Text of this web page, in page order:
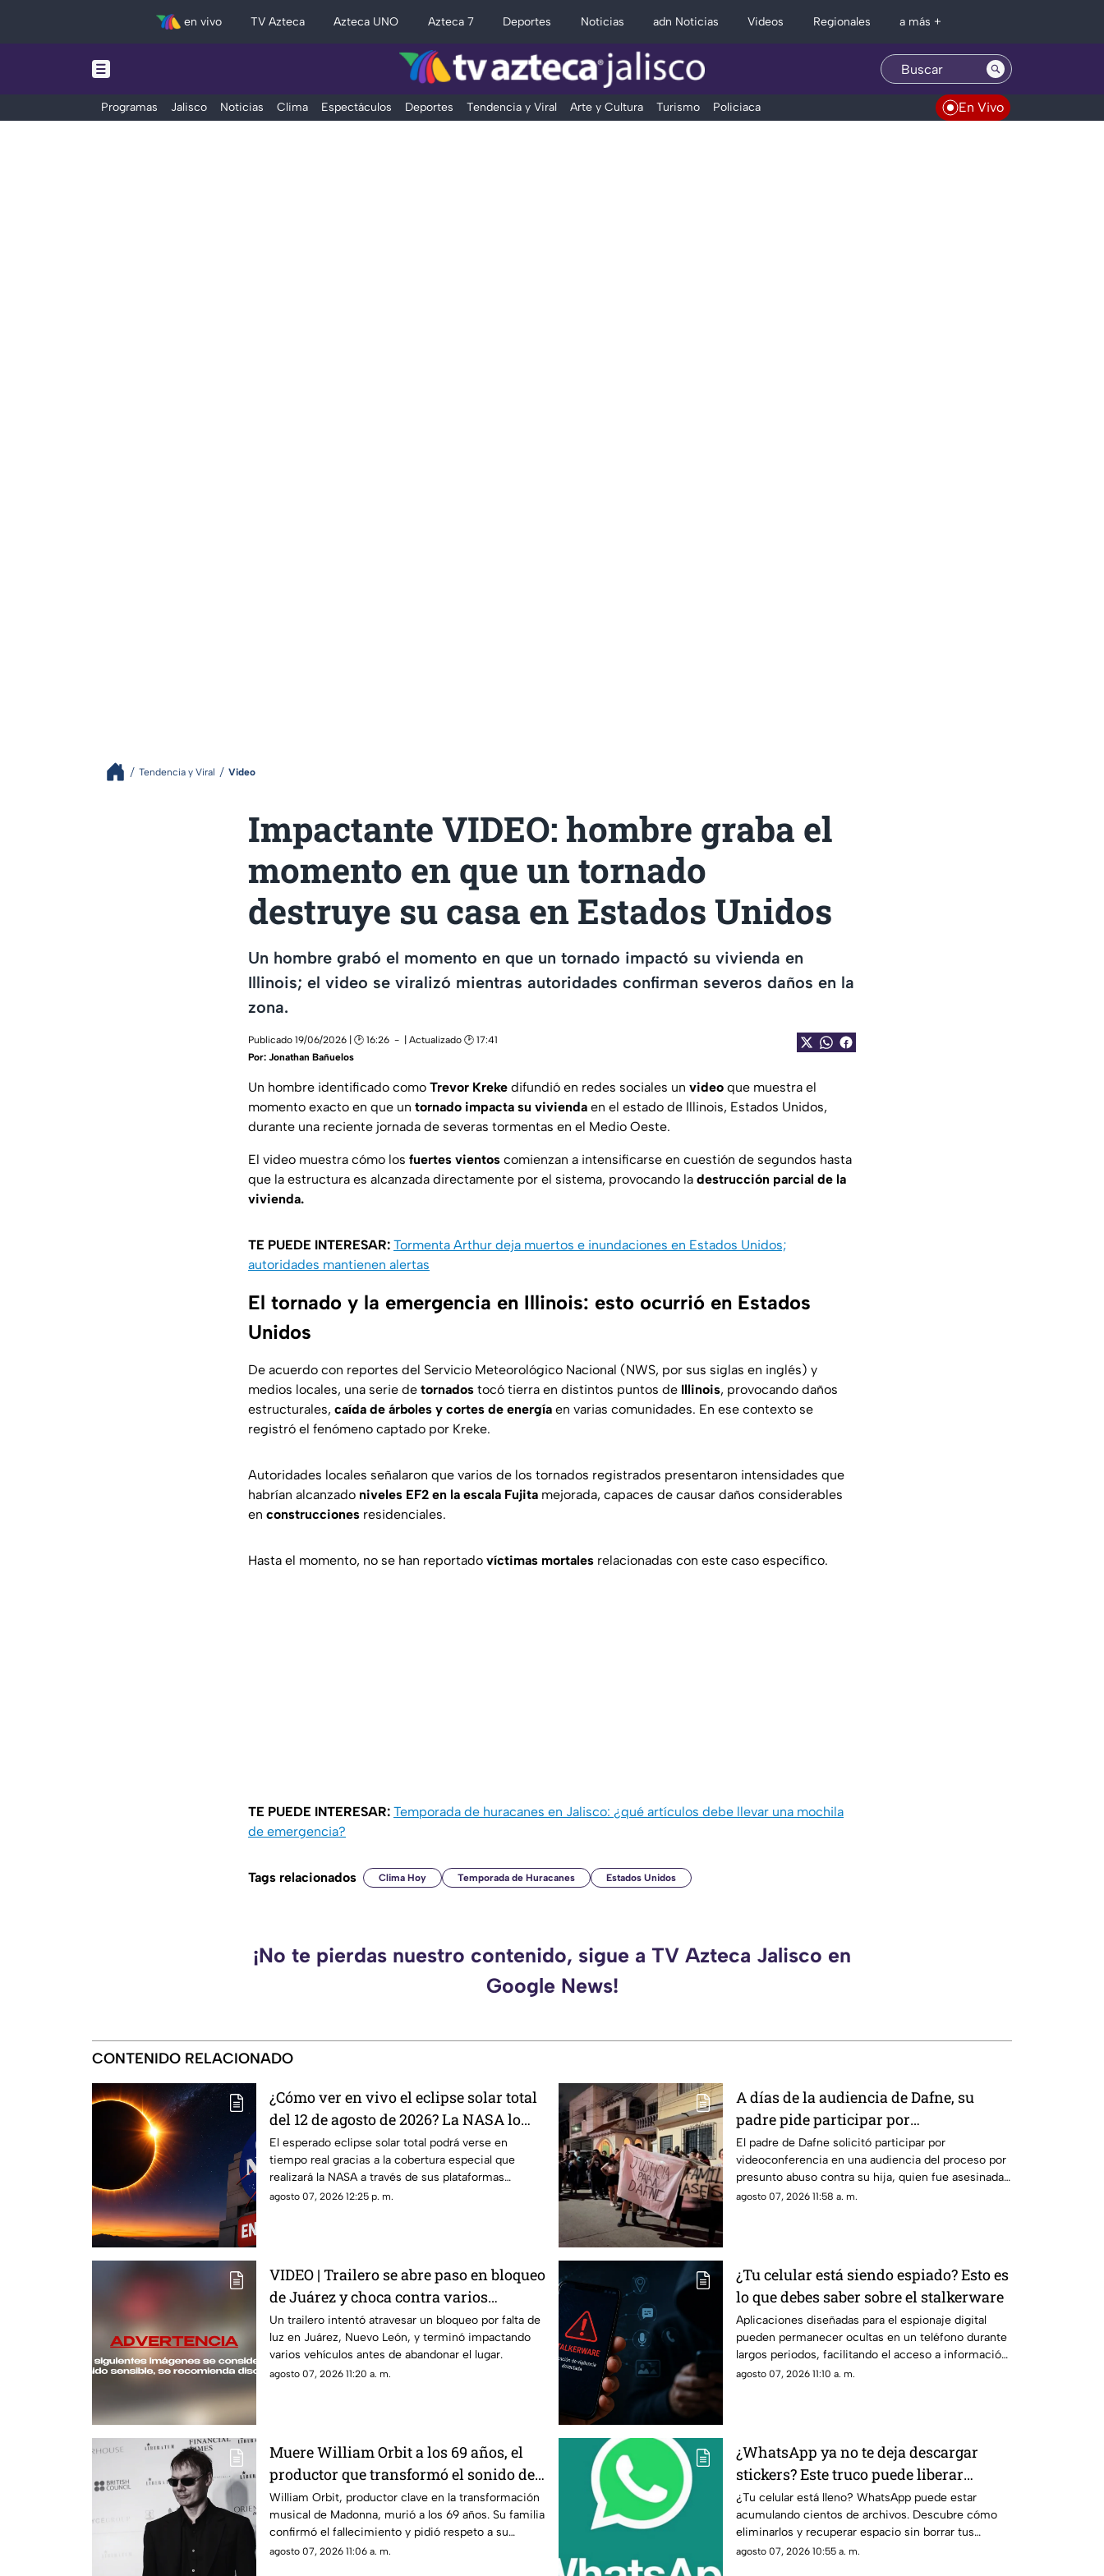
en vivo TV Azteca Azteca UNO Azteca 7 Deportes Noticias adn Noticias Videos Regionales a más +
Programas Jalisco Noticias Clima Espectáculos Deportes Tendencia y Viral Arte y Cultura Turismo Policiaca En Vivo
Tendencia y Viral Video
Impactante VIDEO: hombre graba el
momento en que un tornado
destruye su casa en Estados Unidos
Un hombre grabó el momento en que un tornado impactó su vivienda en
Illinois; el video se viralizó mientras autoridades confirman severos daños en la
zona.
Publicado 19/06/2026 | 🕑 16:26
| Actualizado 🕑 17:41
Por: Jonathan Bañuelos
Un hombre identificado como Trevor Kreke difundió en redes sociales un video que muestra el
momento exacto en que un tornado impacta su vivienda en el estado de Illinois, Estados Unidos,
durante una reciente jornada de severas tormentas en el Medio Oeste.
El video muestra cómo los fuertes vientos comienzan a intensificarse en cuestión de segundos hasta
que la estructura es alcanzada directamente por el sistema, provocando la destrucción parcial de la
vivienda.
TE PUEDE INTERESAR: Tormenta Arthur deja muertos e inundaciones en Estados Unidos;
autoridades mantienen alertas
El tornado y la emergencia en Illinois: esto ocurrió en Estados
Unidos
De acuerdo con reportes del Servicio Meteorológico Nacional (NWS, por sus siglas en inglés) y
medios locales, una serie de tornados tocó tierra en distintos puntos de Illinois, provocando daños
estructurales, caída de árboles y cortes de energía en varias comunidades. En ese contexto se
registró el fenómeno captado por Kreke.
Autoridades locales señalaron que varios de los tornados registrados presentaron intensidades que
habrían alcanzado niveles EF2 en la escala Fujita mejorada, capaces de causar daños considerables
en construcciones residenciales.
Hasta el momento, no se han reportado víctimas mortales relacionadas con este caso específico.
TE PUEDE INTERESAR: Temporada de huracanes en Jalisco: ¿qué artículos debe llevar una mochila
de emergencia?
Tags relacionados Clima Hoy Temporada de Huracanes Estados Unidos
¡No te pierdas nuestro contenido, sigue a TV Azteca Jalisco en
Google News!
CONTENIDO RELACIONADO
¿Cómo ver en vivo el eclipse solar total
del 12 de agosto de 2026? La NASA lo
transmitirá
El esperado eclipse solar total podrá verse en
tiempo real gracias a la cobertura especial que
realizará la NASA a través de sus plataformas
oficiales.
agosto 07, 2026 12:25 p. m.
A días de la audiencia de Dafne, su
padre pide participar por
videoconferencia
El padre de Dafne solicitó participar por
videoconferencia en una audiencia del proceso por
presunto abuso contra su hija, quien fue asesinada
antes de declarar.
agosto 07, 2026 11:58 a. m.
VIDEO | Trailero se abre paso en bloqueo
de Juárez y choca contra varios
vehículos
Un trailero intentó atravesar un bloqueo por falta de
luz en Juárez, Nuevo León, y terminó impactando
varios vehículos antes de abandonar el lugar.
agosto 07, 2026 11:20 a. m.
¿Tu celular está siendo espiado? Esto es
lo que debes saber sobre el stalkerware
Aplicaciones diseñadas para el espionaje digital
pueden permanecer ocultas en un teléfono durante
largos periodos, facilitando el acceso a información
personal.
agosto 07, 2026 11:10 a. m.
Muere William Orbit a los 69 años, el
productor que transformó el sonido de
Madonna
William Orbit, productor clave en la transformación
musical de Madonna, murió a los 69 años. Su familia
confirmó el fallecimiento y pidió respeto a su
privacidad.
agosto 07, 2026 11:06 a. m.
¿WhatsApp ya no te deja descargar
stickers? Este truco puede liberar
espacio en tu celular
¿Tu celular está lleno? WhatsApp puede estar
acumulando cientos de archivos. Descubre cómo
eliminarlos y recuperar espacio sin borrar tus
conversaciones.
agosto 07, 2026 10:55 a. m.